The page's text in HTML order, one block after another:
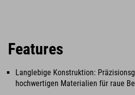
Features
Langlebige Konstruktion:
hochwertigen Materialien für raue